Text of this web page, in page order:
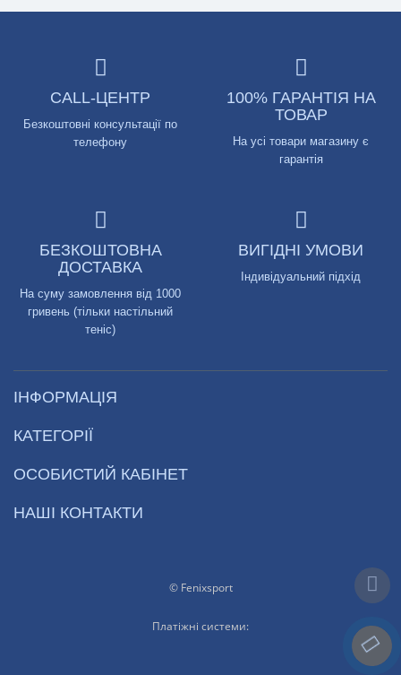
CALL-ЦЕНТР
Безкоштовні консультації по
телефону
100% ГАРАНТІЯ НА
ТОВАР
На усі товари магазину є
гарантія
БЕЗКОШТОВНА
ДОСТАВКА
На суму замовлення від 1000
гривень (тільки настільний
теніс)
ВИГІДНІ УМОВИ
Індивідуальний підхід
ІНФОРМАЦІЯ
КАТЕГОРІЇ
ОСОБИСТИЙ КАБІНЕТ
НАШІ КОНТАКТИ
© Fenixsport
Платіжні системи: